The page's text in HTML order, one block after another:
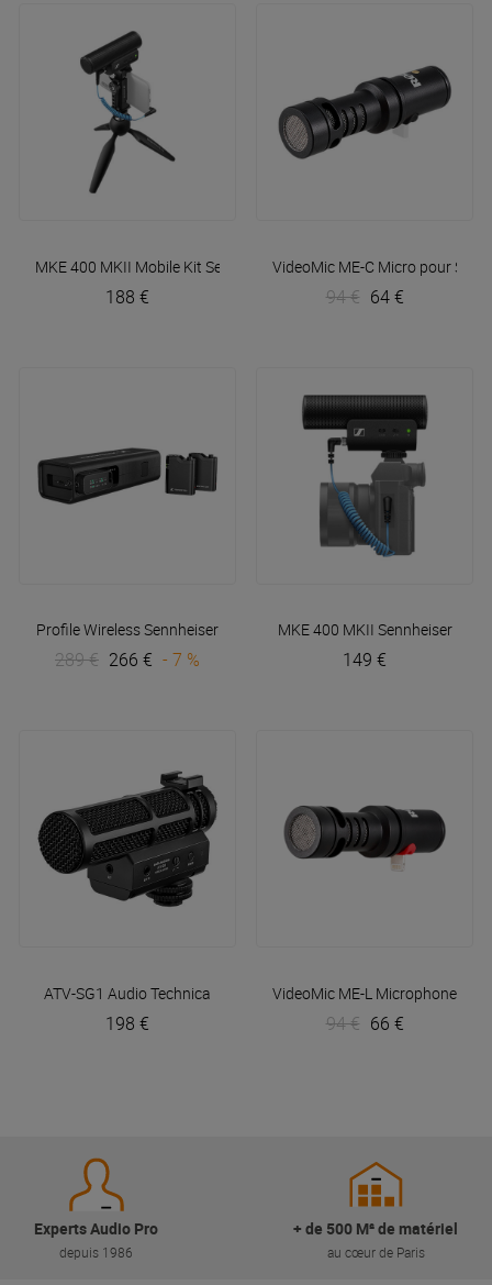
MKE 400 MKII Mobile Kit Sennheiser
188 €
VideoMic ME-C Micro pour
94 € 64 €
Profile WirelessSennheiser
289 € 266 € - 7 %
MKE 400 MKII Sennheiser
149 €
ATV-SG1 Audio Technica
198 €
VideoMic ME-L Microphone
94 € 66 €
Experts Audio Pro
depuis 1986
+ de 500 M² de matériel
au cœur de Paris